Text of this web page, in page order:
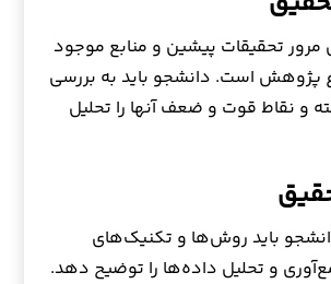
تحقیقات پیشین و منابع موجود
پژوهش است. دانشجو باید به بررسی
و نقاط قوت و ضعف آنها را تحلیل
باید روش‌ها و تکنیک‌های
و تحلیل داده‌ها را توضیح دهد.